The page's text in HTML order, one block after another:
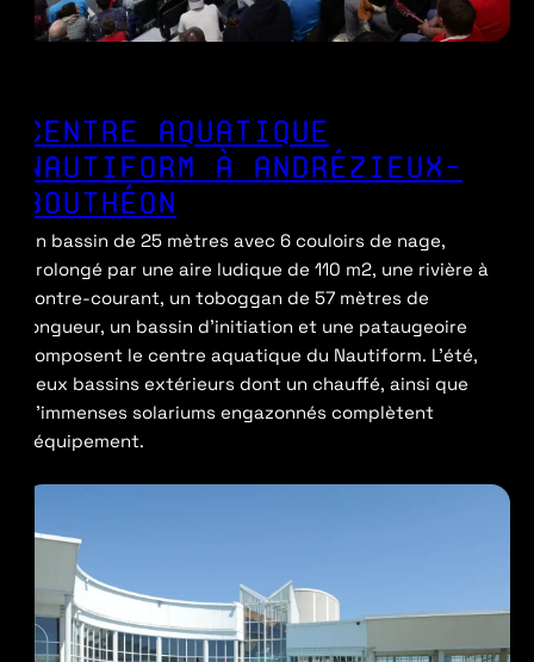
CENTRE AQUATIQUE
NAUTIFORM À ANDRÉZIEUX-
BOUTHÉON
Un bassin de 25 mètres avec 6 couloirs de nage,
prolongé par une aire ludique de 110 m2, une rivière à
contre-courant, un toboggan de 57 mètres de
longueur, un bassin d’initiation et une pataugeoire
composent le centre aquatique du Nautiform. L’été,
deux bassins extérieurs dont un chauffé, ainsi que
d’immenses solariums engazonnés complètent
l’équipement.